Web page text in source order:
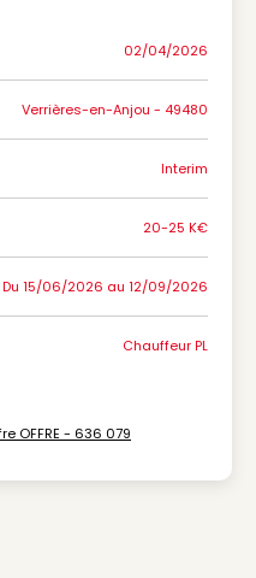
02/04/2026
Verrières-en-Anjou - 49480
Interim
20-25 K€
Du 15/06/2026 au 12/09/2026
Chauffeur PL
OFFRE - 636 079